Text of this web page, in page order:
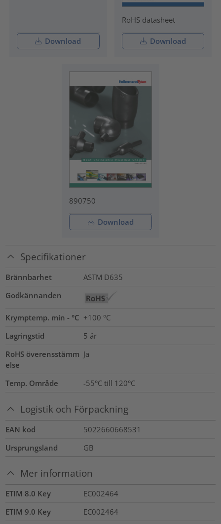
Download
RoHS datasheet
Download
890750
Download
Specifikationer
Brännbarhet
ASTM D635
Godkännanden
Krymptemp. min - °C +100 °C
Lagringstid
5 år
RoHS överensstämm
else
Ja
Temp. Område -55°C till 120°C
Logistik och Förpackning
EAN kod
5022660668531
Ursprungsland
GB
Mer information
ETIM 8.0 Key
EC002464
ETIM 9.0 Key
EC002464